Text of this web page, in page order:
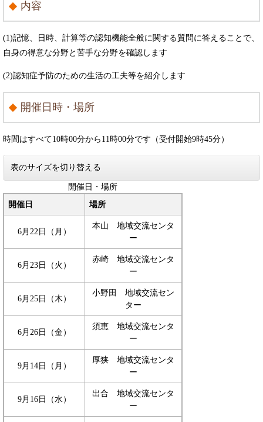
内容
(1)記憶、日時、計算等の認知機能全般に関する質問に答えることで、
自身の得意な分野と苦手な分野を確認します
(2)認知症予防のための生活の工夫等を紹介します
開催日時・場所
時間はすべて10時00分から11時00分です（受付開始9時45分）
表のサイズを切り替える
開催日・場所
開催日
場所
6月22日（月）
本山 地域交流センタ
ー
6月23日（火）
赤崎 地域交流センタ
ー
6月25日（木）
小野田 地域交流セン
ター
6月26日（金）
須恵 地域交流センタ
ー
9月14日（月）
厚狭 地域交流センタ
ー
9月16日（水）
出合 地域交流センタ
ー